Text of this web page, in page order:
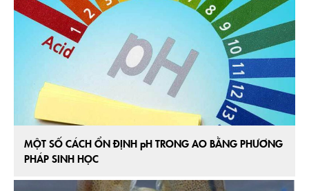
MỘT SỐ CÁCH ỔN ĐỊNH pH TRONG AO BẰNG PHƯƠNG
PHÁP SINH HỌC